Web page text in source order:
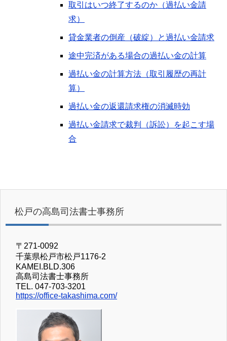
取引はいつ終了するのか（過払い金請
求）
貸金業者の倒産（破綻）と過払い金請求
途中完済がある場合の過払い金の計算
過払い金の計算方法（取引履歴の再計
算）
過払い金の返還請求権の消滅時効
過払い金請求で裁判（訴訟）を起こす場
合
松戸の高島司法書士事務所
〒271-0092
千葉県松戸市松戸1176-2
KAMEI.BLD.306
高島司法書士事務所
TEL. 047-703-3201
https://office-takashima.com/